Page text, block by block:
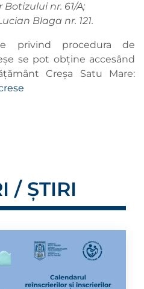
Botizului nr. 61/A;
Blaga nr. 121.
privind procedura de
se pot obține accesând
Creșa Satu Mare:
/ ȘTIRI